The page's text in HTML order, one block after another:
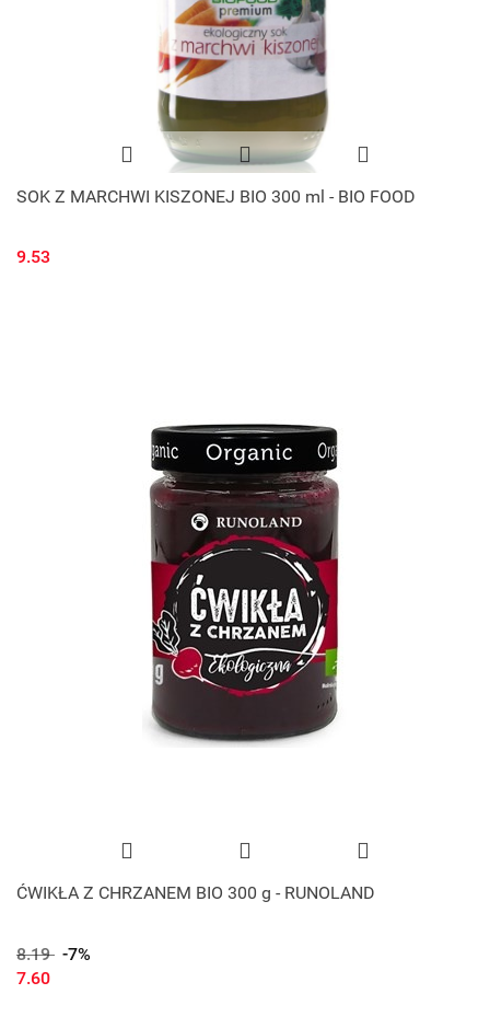
SOK Z MARCHWI KISZONEJ BIO 300 ml - BIO FOOD
9.53
ĆWIKŁA Z CHRZANEM BIO 300 g - RUNOLAND
8.19 -7%
7.60